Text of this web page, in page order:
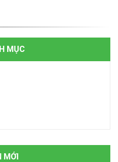
MỤC
MỚI